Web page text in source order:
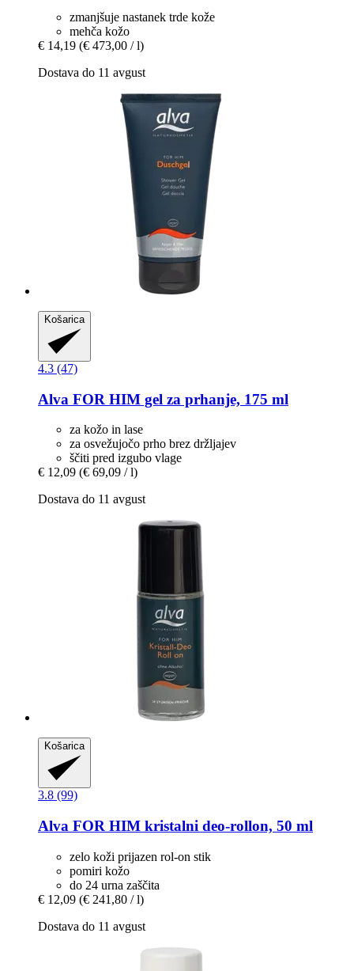
zmanjšuje nastanek trde kože
mehča kožo
€ 14,19 (€ 473,00 / l)
Dostava do 11 avgust
Košarica
4.3 (47)
Alva FOR HIM gel za prhanje, 175 ml
za kožo in lase
za osvežujočo prho brez držljajev
ščiti pred izgubo vlage
€ 12,09 (€ 69,09 / l)
Dostava do 11 avgust
Košarica
3.8 (99)
Alva FOR HIM kristalni deo-​rollon, 50 ml
zelo koži prijazen rol-on stik
pomiri kožo
do 24 urna zaščita
€ 12,09 (€ 241,80 / l)
Dostava do 11 avgust